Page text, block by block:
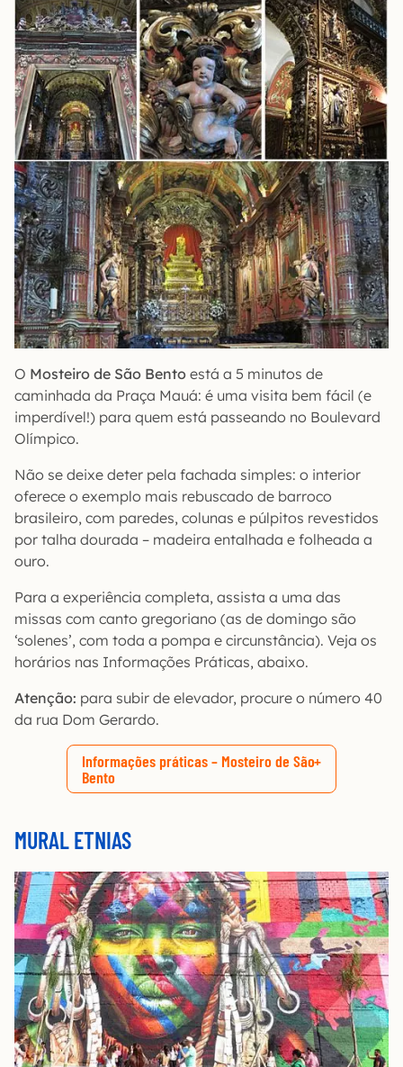
O Mosteiro de São Bento está a 5 minutos de
caminhada da Praça Mauá: é uma visita bem fácil (e
imperdível!) para quem está passeando no Boulevard
Olímpico.
Não se deixe deter pela fachada simples: o interior
oferece o exemplo mais rebuscado de barroco
brasileiro, com paredes, colunas e púlpitos revestidos
por talha dourada – madeira entalhada e folheada a
ouro.
Para a experiência completa, assista a uma das
missas com canto gregoriano (as de domingo são
‘solenes’, com toda a pompa e circunstância). Veja os
horários nas Informações Práticas, abaixo.
Atenção: para subir de elevador, procure o número 40
da rua Dom Gerardo.
Informações práticas – Mosteiro de São
Bento
MURAL ETNIAS